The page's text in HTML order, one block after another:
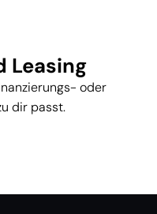
Leasing
oder
dir passt.